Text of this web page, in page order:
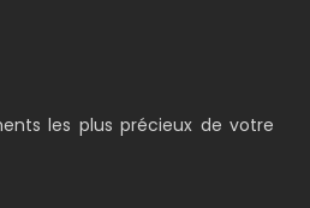
les plus précieux de votre